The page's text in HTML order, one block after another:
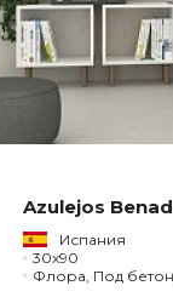
Azulejos
Испания
30x90
Флора, Под